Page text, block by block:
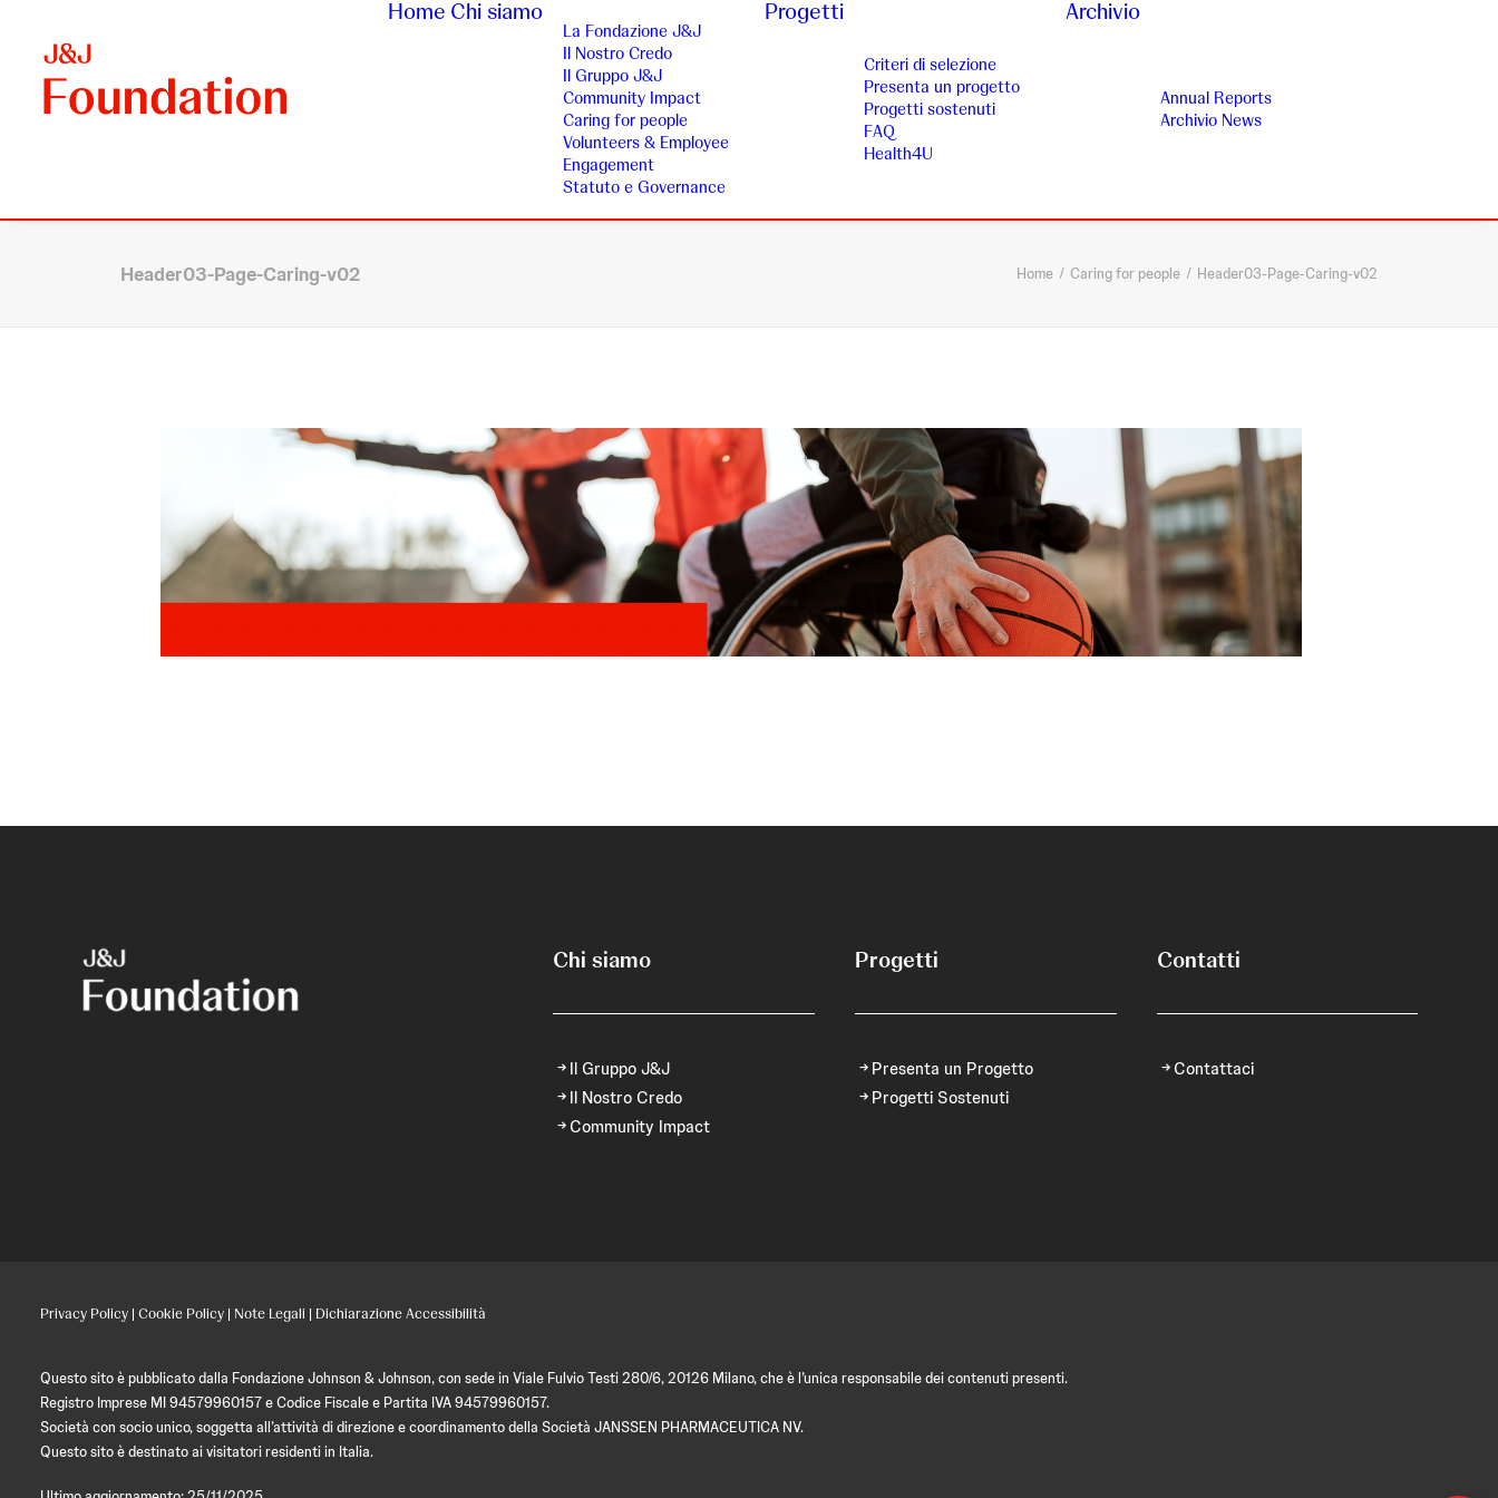
Home Chi siamo
La Fondazione J&J
Il Nostro Credo
Il Gruppo J&J
Community Impact
Caring for people
Volunteers & Employee
Engagement
Statuto e Governance
Progetti
Criteri di selezione
Presenta un progetto
Progetti sostenuti
FAQ
Health4U
Archivio
Annual Reports
Archivio News
Header03-Page-Caring-v02 Home Caring for people Header03-Page-Caring-v02
Chi siamo
Il Gruppo J&J
Il Nostro Credo
Community Impact
Progetti
Presenta un Progetto
Progetti Sostenuti
Contatti
Contattaci
Privacy Policy | Cookie Policy | Note Legali | Dichiarazione Accessibilità
Questo sito è pubblicato dalla Fondazione Johnson & Johnson, con sede in Viale Fulvio Testi 280/6, 20126 Milano, che è l’unica responsabile dei contenuti presenti.
Registro Imprese MI 94579960157 e Codice Fiscale e Partita IVA 94579960157.
Società con socio unico, soggetta all’attività di direzione e coordinamento della Società JANSSEN PHARMACEUTICA NV.
Questo sito è destinato ai visitatori residenti in Italia.